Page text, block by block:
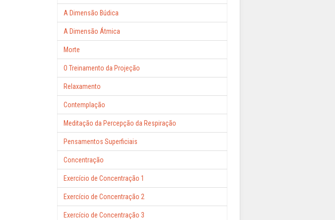
A Dimensão Búdica
A Dimensão Átmica
Morte
O Treinamento da Projeção
Relaxamento
Contemplação
Meditação da Percepção da Respiração
Pensamentos Superficiais
Concentração
Exercício de Concentração 1
Exercício de Concentração 2
Exercício de Concentração 3